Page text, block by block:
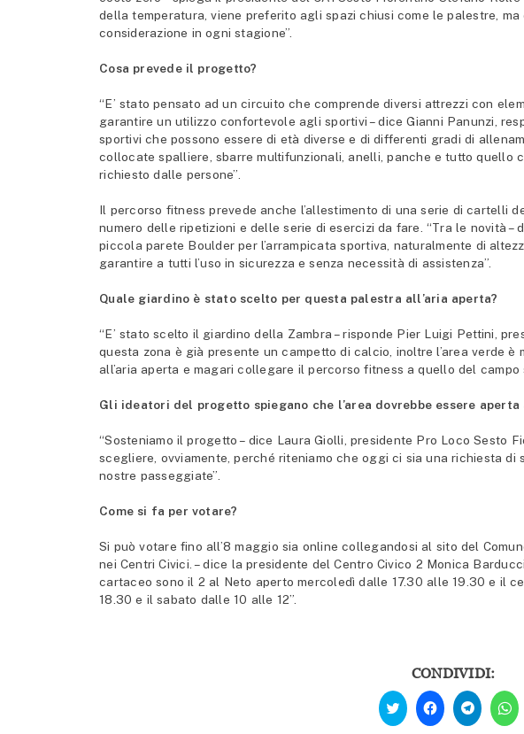
della temperatura, viene preferito agli spazi chiusi come le palestre, ma
considerazione in ogni stagione”.
Cosa prevede il progetto?
“E’ stato pensato ad un circuito che comprende diversi attrezzi con
garantire un utilizzo confortevole agli sportivi – dice Gianni Panunzi,
sportivi che possono essere di età diverse e di differenti gradi di
collocate spalliere, sbarre multifunzionali, anelli, panche e tutto quello
richiesto dalle persone”.
Il percorso fitness prevede anche l’allestimento di una serie di cartelli
numero delle ripetizioni e delle serie di esercizi da fare. “Tra le novità –
piccola parete Boulder per l’arrampicata sportiva, naturalmente di
garantire a tutti l’uso in sicurezza e senza necessità di assistenza”.
Quale giardino è stato scelto per questa palestra all’aria aperta?
“E’ stato scelto il giardino della Zambra – risponde Pier Luigi Pettini,
questa zona è già presente un campetto di calcio, inoltre l’area verde
all’aria aperta e magari collegare il percorso fitness a quello del campo
Gli ideatori del progetto spiegano che l’area dovrebbe essere
“Sosteniamo il progetto – dice Laura Giolli, presidente Pro Loco Sesto
scegliere, ovviamente, perché riteniamo che oggi ci sia una richiesta di
nostre passeggiate”.
Come si fa per votare?
Si può votare fino all’8 maggio sia online collegandosi al sito del
nei Centri Civici. – dice la presidente del Centro Civico 2 Monica
cartaceo sono il 2 al Neto aperto mercoledì dalle 17.30 alle 19.30 e il
18.30 e il sabato dalle 10 alle 12”.
CONDIVIDI:
Fai
clic
qui
Fai
clic
per
condividere
Fai
clic
per
Fai
clic
per